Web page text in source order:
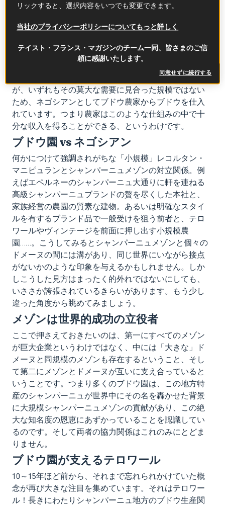
うか？組織も人も多岐にわたるのがブドウ栽培地・シ
ブドウ園がありますが、その3分の2が栽培したブドウ
ュを製造・販売するレコルタン・マニピュランは全体
350社の中にはブドウ畑を自社所有する企業もあります
が、いずれもその莫大な需要に見合った規模ではない
ため、ネゴシアンとしてブドウ農家からブドウを仕入
れています。つまり農家はこのような仕組みの中で十
分な収入を得ることができる、というわけです。
ブドウ園 vs ネゴシアン
何かにつけて強調されがちな「小規模」レコルタン・
マニピュランとシャンパーニュメゾンの対立関係。例
えばエペルネーのシャンパーニュ大通りに軒を連ねる
高級シャンパーニュブランドの贅を尽くした本社と、
家族経営の農園の質素な建物。あるいは明確なスタイ
ルを有するブランド品で一般受けを狙う前者と、テロ
ワールやヴィンテージを前面に押し出す小規模農
園……。こうしてみるとシャンパーニュメゾンと個々の
ドメーヌの間には溝があり、同じ世界にいながら接点
がないかのような印象を与えるかもしれません。しか
しこうした見方はまったく的外れではないにしても、
いささか誇張されているきらいがあります。もう少し
違った角度から眺めてみましょう。
メゾンは世界的成功の立役者
ここで押さえておきたいのは、第一にすべてのメゾン
が巨大企業というわけではなく、中には「大きな」ド
メーヌと同規模のメゾンも存在するということ、そし
て第二にメゾンとドメーヌが互いに支え合っていると
いうことです。つまり多くのブドウ園は、この地方特
産のシャンパーニュが世界中にその名を轟かせた背景
に大規模シャンパーニュメゾンの貢献があり、この絶
大な知名度の恩恵にあずかっていることを認識してい
るのです。そして両者の協力関係はこれのみにとどま
りません。
ブドウ園が支えるテロワール
10～15年ほど前から、それまで忘れられかけていた概
念が再び大きな注目を集めています。それはテロワー
ル！長きにわたりシャンパーニュ地方のブドウ生産関
リックすると、選択内容をいつでも変更できます。
当社のプライバシーポリシーについてもっと詳しく
テイスト・フランス・マガジンのチーム一同、皆さまのご信
頼に感謝いたします。
同意せずに続行する